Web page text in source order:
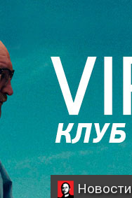
Новости